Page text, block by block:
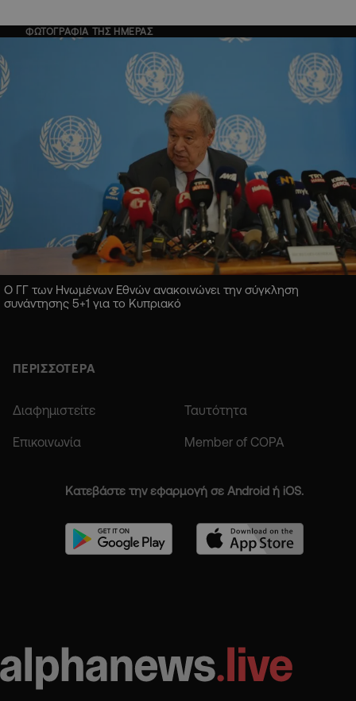
ΦΩΤΟΓΡΑΦΙΑ ΤΗΣ ΗΜΕΡΑΣ
Ο ΓΓ των Ηνωμένων Εθνών ανακοινώνει την σύγκληση
συνάντησης 5+1 για το Κυπριακό
ΠΕΡΙΣΣΟΤΕΡΑ
Διαφημιστείτε Ταυτότητα
Επικοινωνία Member of COPA
Κατεβάστε την εφαρμογή σε Android ή iOS.